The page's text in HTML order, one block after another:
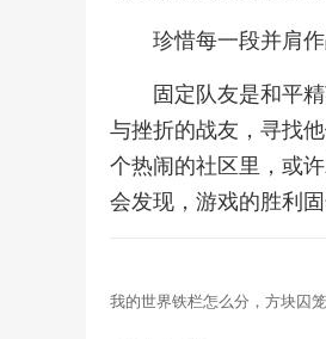
珍惜每一段并肩
固定队友是和平
与挫折的战友，寻找
个热闹的社区里，或
会发现，游戏的胜利
我的世界铁栏怎么分，方块囚